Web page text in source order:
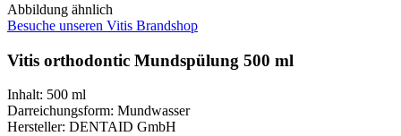
Abbildung ähnlich
Besuche unseren Vitis Brandshop
Vitis orthodontic Mundspülung 500 ml
Inhalt: 500 ml
Darreichungsform: Mundwasser
Hersteller: DENTAID GmbH